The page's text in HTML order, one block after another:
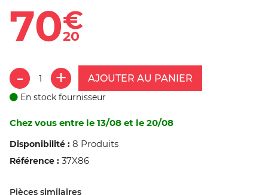
70€
20
AJOUTER AU PANIER
En stock fournisseur
Chez vous entre le 13/08 et le 20/08
Disponibilité : 8 Produits
Référence : 37X86
Pièces similaires